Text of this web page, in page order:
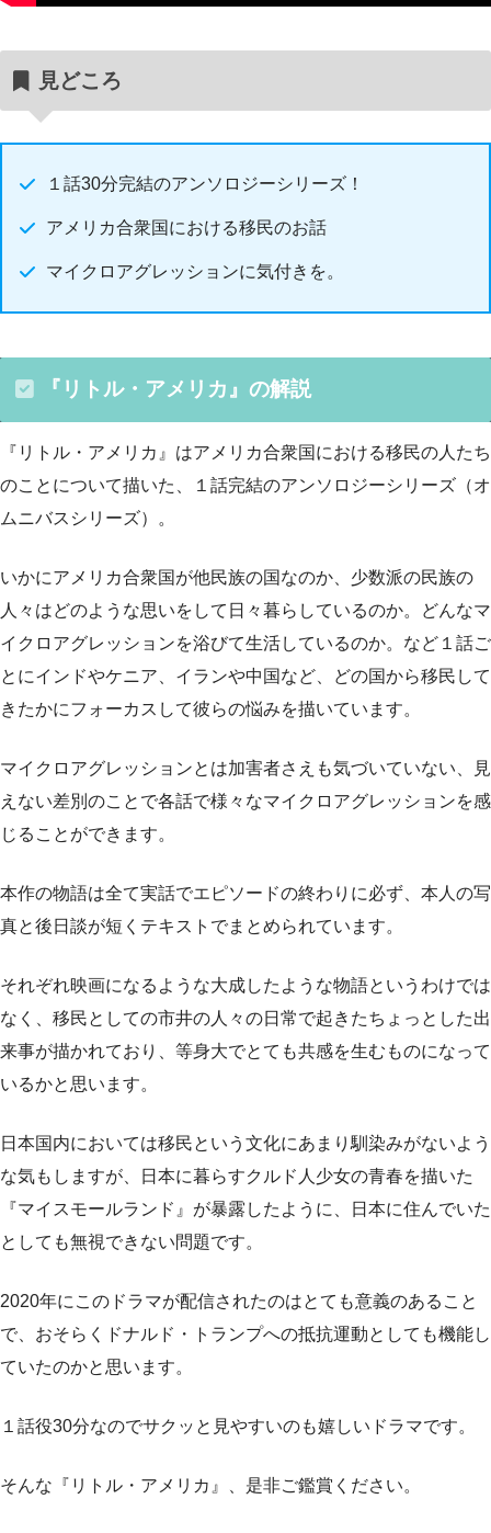
見どころ
１話30分完結のアンソロジーシリーズ！
アメリカ合衆国における移民のお話
マイクロアグレッションに気付きを。
『リトル・アメリカ』の解説
『リトル・アメリカ』はアメリカ合衆国における移民の人たち
のことについて描いた、１話完結のアンソロジーシリーズ（オ
ムニバスシリーズ）。
いかにアメリカ合衆国が他民族の国なのか、少数派の民族の
人々はどのような思いをして日々暮らしているのか。どんなマ
イクロアグレッションを浴びて生活しているのか。など１話ご
とにインドやケニア、イランや中国など、どの国から移民して
きたかにフォーカスして彼らの悩みを描いています。
マイクロアグレッションとは加害者さえも気づいていない、見
えない差別のことで各話で様々なマイクロアグレッションを感
じることができます。
本作の物語は全て実話でエピソードの終わりに必ず、本人の写
真と後日談が短くテキストでまとめられています。
それぞれ映画になるような大成したような物語というわけでは
なく、移民としての市井の人々の日常で起きたちょっとした出
来事が描かれており、等身大でとても共感を生むものになって
いるかと思います。
日本国内においては移民という文化にあまり馴染みがないよう
な気もしますが、日本に暮らすクルド人少女の青春を描いた
『マイスモールランド』が暴露したように、日本に住んでいた
としても無視できない問題です。
2020年にこのドラマが配信されたのはとても意義のあること
で、おそらくドナルド・トランプへの抵抗運動としても機能し
ていたのかと思います。
１話役30分なのでサクッと見やすいのも嬉しいドラマです。
そんな『リトル・アメリカ』、是非ご鑑賞ください。